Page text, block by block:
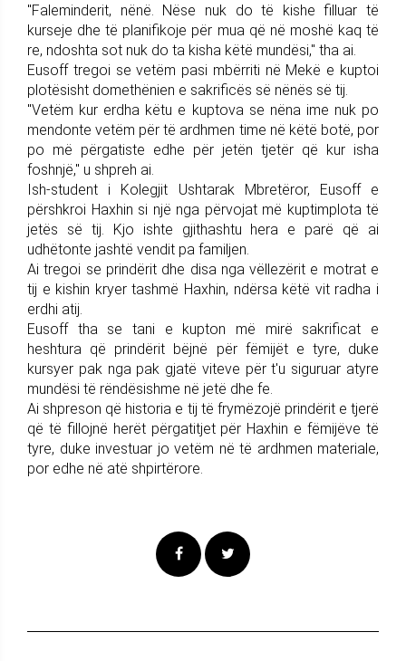
"Faleminderit, nënë. Nëse nuk do të kishe filluar të
kurseje dhe të planifikoje për mua që në moshë kaq të
re, ndoshta sot nuk do ta kisha këtë mundësi," tha ai.
Eusoff tregoi se vetëm pasi mbërriti në Mekë e kuptoi
plotësisht domethënien e sakrificës së nënës së tij.
"Vetëm kur erdha këtu e kuptova se nëna ime nuk po
mendonte vetëm për të ardhmen time në këtë botë, por
po më përgatiste edhe për jetën tjetër që kur isha
foshnjë," u shpreh ai.
Ish-student i Kolegjit Ushtarak Mbretëror, Eusoff e
përshkroi Haxhin si një nga përvojat më kuptimplota të
jetës së tij. Kjo ishte gjithashtu hera e parë që ai
udhëtonte jashtë vendit pa familjen.
Ai tregoi se prindërit dhe disa nga vëllezërit e motrat e
tij e kishin kryer tashmë Haxhin, ndërsa këtë vit radha i
erdhi atij.
Eusoff tha se tani e kupton më mirë sakrificat e
heshtura që prindërit bëjnë për fëmijët e tyre, duke
kursyer pak nga pak gjatë viteve për t'u siguruar atyre
mundësi të rëndësishme në jetë dhe fe.
Ai shpreson që historia e tij të frymëzojë prindërit e tjerë
që të fillojnë herët përgatitjet për Haxhin e fëmijëve të
tyre, duke investuar jo vetëm në të ardhmen materiale,
por edhe në atë shpirtërore.